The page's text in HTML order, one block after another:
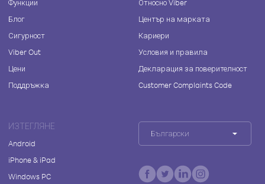
Функции
Блог
Сигурност
Viber Out
Цени
Поддръжка
Относно Viber
Център на марката
Кариери
Условия и правила
Декларация за поверителност
Customer Complaints Code
ИЗТЕГЛЯНЕ
Android
iPhone & iPad
Windows PC
Български